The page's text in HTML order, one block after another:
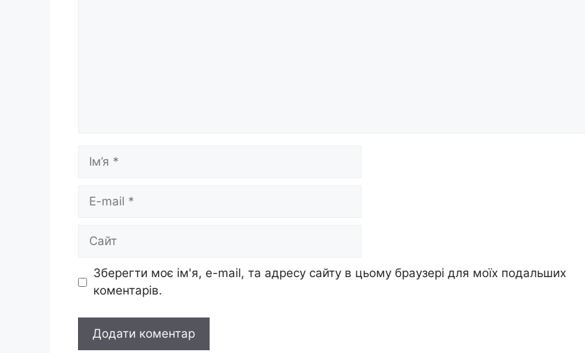
Ім’я
Сайт
Зберегти моє ім'я, e-mail, та адресу сайту в цьому браузері для моїх подальших
коментарів.